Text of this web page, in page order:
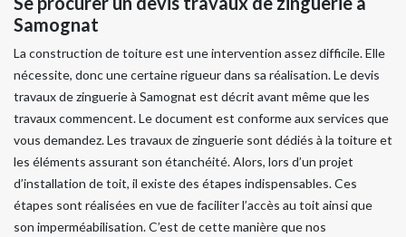
Samognat
La construction de toiture est une intervention assez difficile. Elle
nécessite, donc une certaine rigueur dans sa réalisation. Le devis
travaux de zinguerie à Samognat est décrit avant même que les
travaux commencent. Le document est conforme aux services que
vous demandez. Les travaux de zinguerie sont dédiés à la toiture et
les éléments assurant son étanchéité. Alors, lors d’un projet
d’installation de toit, il existe des étapes indispensables. Ces
étapes sont réalisées en vue de faciliter l’accès au toit ainsi que
son imperméabilisation. C’est de cette manière que nos